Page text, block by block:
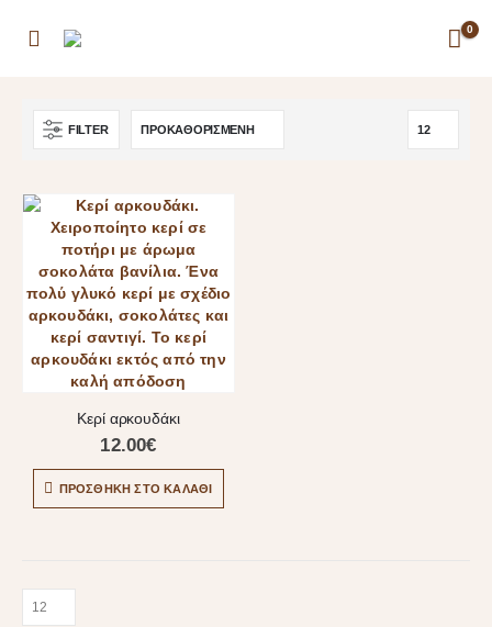
0
FILTER
Κερί αρκουδάκι
12.00€
ΠΡΟΣΘΉΚΗ ΣΤΟ ΚΑΛΆΘΙ